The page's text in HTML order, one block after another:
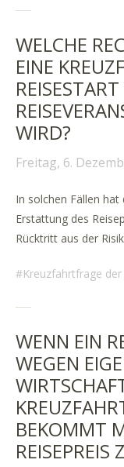
WELCHE
EINE
WIRD?
Freitag, 6.
In solchen Fällen
Erstattung des
Rücktritt aus der
Kreuzfahrtfrage
WENN EIN
WEGEN
BEKOMMT
REISEPREIS